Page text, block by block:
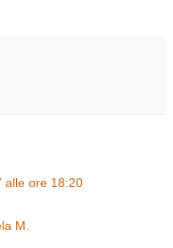
alle ore 18:20
M.